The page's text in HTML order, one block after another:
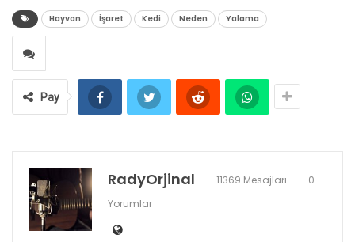
Hayvan İşaret Kedi Neden Yalama
Pay
RadyOrjinal 11369 Mesajları
0
Yorumlar